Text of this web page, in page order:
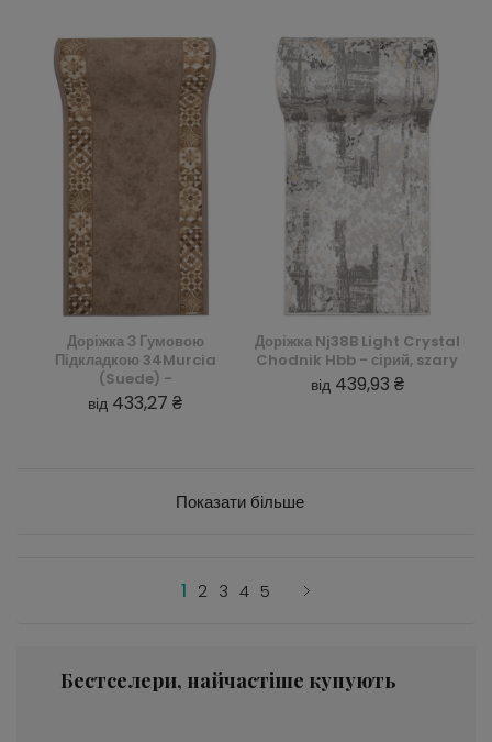
Доріжка З Гумовою
Підкладкою 34Murcia
(Suede) -
від 433,27 ₴
Доріжка Nj38B Light Crystal
Chodnik Hbb - сірий, szary
від 439,93 ₴
Показати більше
1 2 3 4 5
Бестселери, найчастіше купують